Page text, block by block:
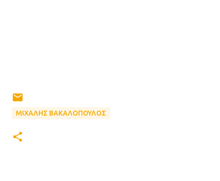
ΜΙΧΑΛΗΣ ΒΑΚΑΛΟΠΟΥΛΟΣ